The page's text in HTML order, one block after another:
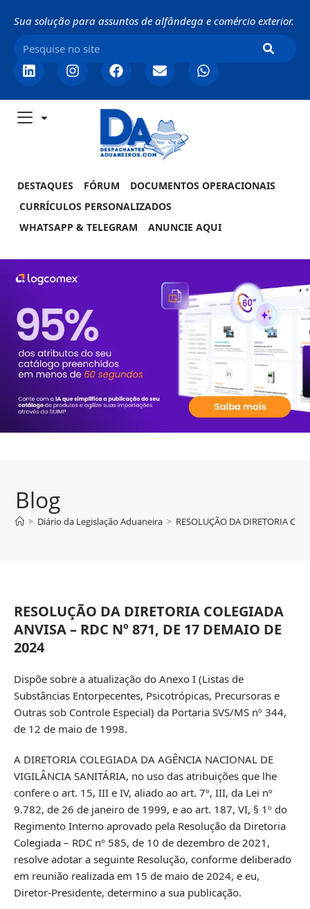
Sua solução para assuntos de alfândega e comércio exterior.
DESTAQUES FÓRUM
DOCUMENTOS OPERACIONAIS
CURRÍCULOS PERSONALIZADOS
WHATSAPP & TELEGRAM
ANUNCIE AQUI
Blog
> Diário da Legislação Aduaneira > RESOLUÇÃO DA DIRETORIA
RESOLUÇÃO DA DIRETORIA COLEGIADA
ANVISA – RDC Nº 871, DE 17 DEMAIO DE
2024
Dispõe sobre a atualização do Anexo I (Listas de
Substâncias Entorpecentes, Psicotrópicas, Precursoras e
Outras sob Controle Especial) da Portaria SVS/MS nº 344,
de 12 de maio de 1998.
A DIRETORIA COLEGIADA DA AGÊNCIA NACIONAL DE
VIGILÂNCIA SANITÁRIA, no uso das atribuições que lhe
confere o art. 15, III e IV, aliado ao art. 7º, III, da Lei nº
9.782, de 26 de janeiro de 1999, e ao art. 187, VI, § 1º do
Regimento Interno aprovado pela Resolução da Diretoria
Colegiada – RDC nº 585, de 10 de dezembro de 2021,
resolve adotar a seguinte Resolução, conforme deliberado
em reunião realizada em 15 de maio de 2024, e eu,
Diretor-Presidente, determino a sua publicação.